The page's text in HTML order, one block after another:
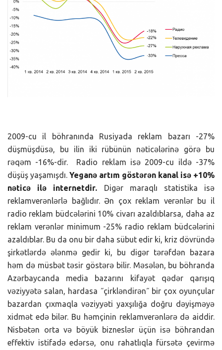
2009-cu il böhranında Rusiyada reklam bazarı -27%
düşmüşdüsə, bu ilin iki rübünün nəticələrinə görə bu
rəqəm -16%-dir. Radio reklam isə 2009-cu ildə -37%
düşüş yaşamışdı. Yeganə artım göstərən kanal isə +10%
nəticə ilə internetdir. Digər maraqlı statistika isə
reklamverənlərlə bağlıdır. Ən çox reklam verənlər bu il
radio reklam büdcələrini 10% civarı azaldıblarsa, daha az
reklam verənlər minimum -25% radio reklam büdcələrini
azaldıblar. Bu da onu bir daha sübut edir ki, kriz dövründə
şirkətlərdə ələnmə gedir ki, bu digər tərəfdən bazara
həm də müsbət təsir göstərə bilir. Məsələn, bu böhranda
Azərbaycanda media bazarını kifayət qədər qarışıq
vəziyyətə salan, hardasa ˝çirkləndirən˝ bir çox oyunçular
bazardan çıxmaqla vəziyyəti yaxşılığa doğru dəyişməyə
xidmət edə bilər. Bu həmçinin reklamverənlərə də aiddir.
Nisbətən orta və böyük bizneslər üçün isə böhrandan
effektiv istifadə edərsə, onu rahatlıqla fürsətə çevirmə